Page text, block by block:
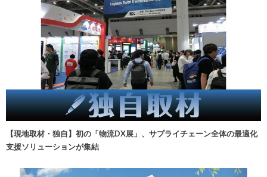
【現地取材・独自】初の「物流DX展」、サプライチェーン全体の最適化
支援ソリューションが集結